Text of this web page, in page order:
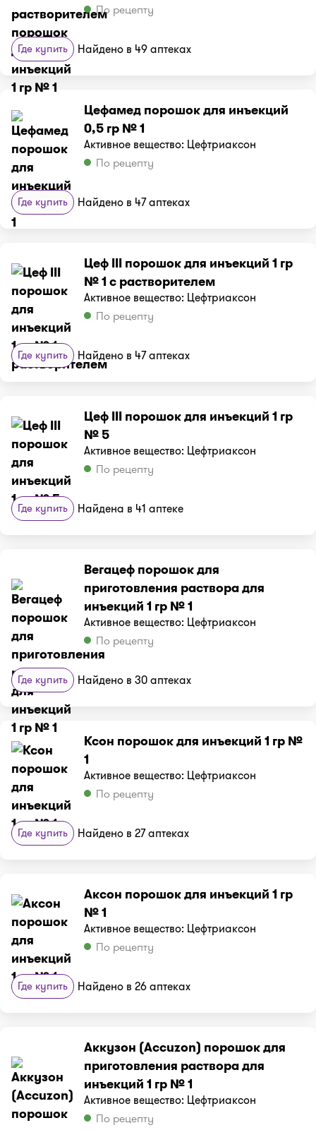
По рецепту
Где купить Найдено в 49 аптеках
Цефамед порошок для инъекций
0,5 гр № 1
Активное вещество: Цефтриаксон
По рецепту
Где купить Найдено в 47 аптеках
Цеф III порошок для инъекций 1 гр
№ 1 с растворителем
Активное вещество: Цефтриаксон
По рецепту
Где купить Найдено в 47 аптеках
Цеф III порошок для инъекций 1 гр
№ 5
Активное вещество: Цефтриаксон
По рецепту
Где купить Найдена в 41 аптеке
Вегацеф порошок для
приготовления раствора для
инъекций 1 гр № 1
Активное вещество: Цефтриаксон
По рецепту
Где купить Найдено в 30 аптеках
Ксон порошок для инъекций 1 гр №
1
Активное вещество: Цефтриаксон
По рецепту
Где купить Найдено в 27 аптеках
Аксон порошок для инъекций 1 гр
№ 1
Активное вещество: Цефтриаксон
По рецепту
Где купить Найдено в 26 аптеках
Аккузон (Accuzon) порошок для
приготовления раствора для
инъекций 1 гр № 1
Активное вещество: Цефтриаксон
По рецепту